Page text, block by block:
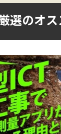
選のオ